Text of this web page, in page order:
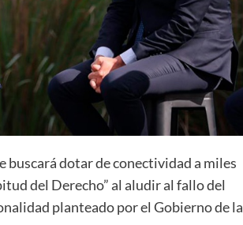
buscará dotar de conectividad a miles
del Derecho” al aludir al fallo del
planteado por el Gobierno de la